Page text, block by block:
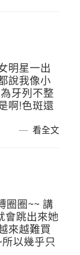
明星一出
說我像小
牙列不整
啊!色斑還
看全文
圈圈~~ 講
會跳出來她
來越難買
以幾乎只